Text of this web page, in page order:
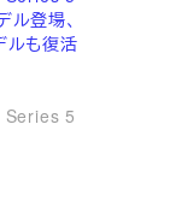
ル登場、
ルも復活
5